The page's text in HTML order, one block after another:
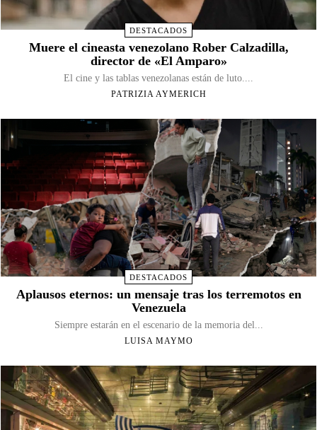
DESTACADOS
Muere el cineasta venezolano Rober Calzadilla,
director de «El Amparo»
El cine y las tablas venezolanas están de luto....
PATRIZIA AYMERICH
DESTACADOS
Aplausos eternos: un mensaje tras los terremotos en
Venezuela
Siempre estarán en el escenario de la memoria del...
LUISA MAYMO